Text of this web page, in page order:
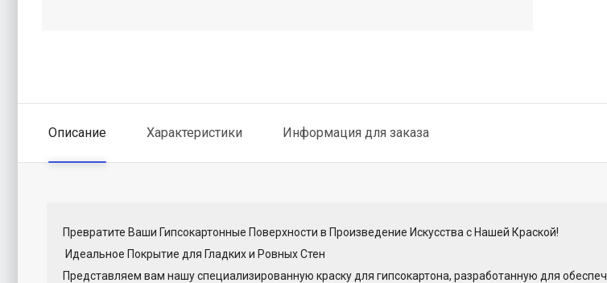
Описание Характеристики Информация для заказа
Превратите Ваши Гипсокартонные Поверхности в Произведение Искусства с Нашей Краской!
Идеальное Покрытие для Гладких и Ровных Стен
Представляем вам нашу специализированную краску для гипсокартона, разработанную для